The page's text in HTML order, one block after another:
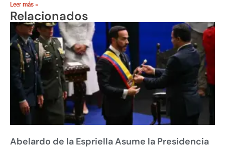
Leer más »
Relacionados
Abelardo de la Espriella Asume la Presidencia